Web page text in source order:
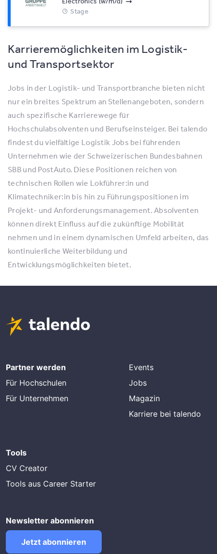
Stage
Karrieremöglichkeiten im Logistik-
und Transportsektor
Jobs in der Logistik- und Transportbranche bieten nicht
nur ein breites Spektrum an Stellenangeboten, sondern
auch spezifische Karrierewege für
Hochschulabsolventen und Berufseinsteiger. Bei talendo
findest du vielfältige Logistik Jobs bei führenden
Unternehmen wie der Schweizerischen Bundesbahnen
SBB und PostAuto. Diese Positionen reichen von
technischen Rollen wie Lokführer:in und
Klimatechniker:in bis hin zu Führungspositionen im
Projekt- und Anforderungsmanagement. Absolventen
können direkt Einfluss auf die zukünftige Mobilität
nehmen und in einem dynamischen Umfeld arbeiten, das
kontinuierliche Weiterbildung und
Entwicklungsmöglichkeiten bietet.
Partner werden
Für Hochschulen
Für Unternehmen
Events
Jobs
Magazin
Karriere bei talendo
Tools
CV Creator
Tools aus Career Starter
Newsletter abonnieren
Jetzt abonnieren